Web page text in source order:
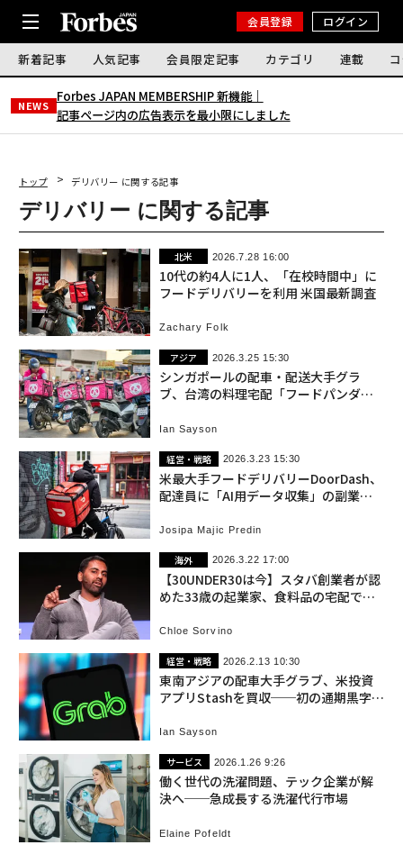
会員登録 ログイン
新着記事 人気記事 会員限定記事 カテゴリ 連載
NEWS
Forbes JAPAN MEMBERSHIP 新機能｜
記事ページ内の広告表示を最小限にしました
トップ デリバリー に関する記事
デリバリー に関する記事
北米 2026.7.28 16:00
10代の約4人に1人、「在校時間中」に
フードデリバリーを利用 米国最新調査
Zachary Folk
アジア 2026.3.25 15:30
シンガポールの配車・配送大手グラ
ブ、台湾の料理宅配「フードパンダ」
Ian Sayson
経営・戦略 2026.3.23 15:30
米最大手フードデリバリーDoorDash、
配達員に「AI用データ収集」の副業を
Josipa Majic Predin
海外 2026.3.22 17:00
【30UNDER30は今】スタバ創業者が認
めた33歳の起業家、食料品の宅配で売
Chloe Sorvino
経営・戦略 2026.2.13 10:30
東南アジアの配車大手グラブ、米投資
アプリStashを買収──初の通期黒字達
Ian Sayson
サービス 2026.1.26 9:26
働く世代の洗濯問題、テック企業が解
決へ──急成長する洗濯代行市場
Elaine Pofeldt